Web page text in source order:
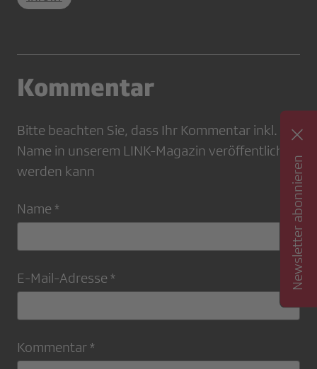
Kommentar
Bitte beachten Sie, dass Ihr Kommentar inkl.
Name in unserem LINK-Magazin veröffentlicht
werden kann
Name *
E-Mail-Adresse *
Kommentar *
Newsletter abonnieren